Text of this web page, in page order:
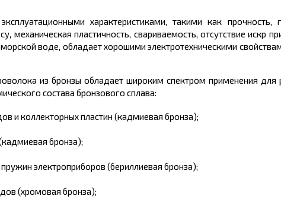
характеристиками, такими как прочность,
механическая пластичность, свариваемость, отсутствие искр
воде, обладает хорошими электротехническими
из бронзы обладает широким спектром применения
состава бронзового сплава:
и коллекторных пластин (кадмиевая бронза);
бронза);
электроприборов (бериллиевая бронза);
(хромовая бронза);